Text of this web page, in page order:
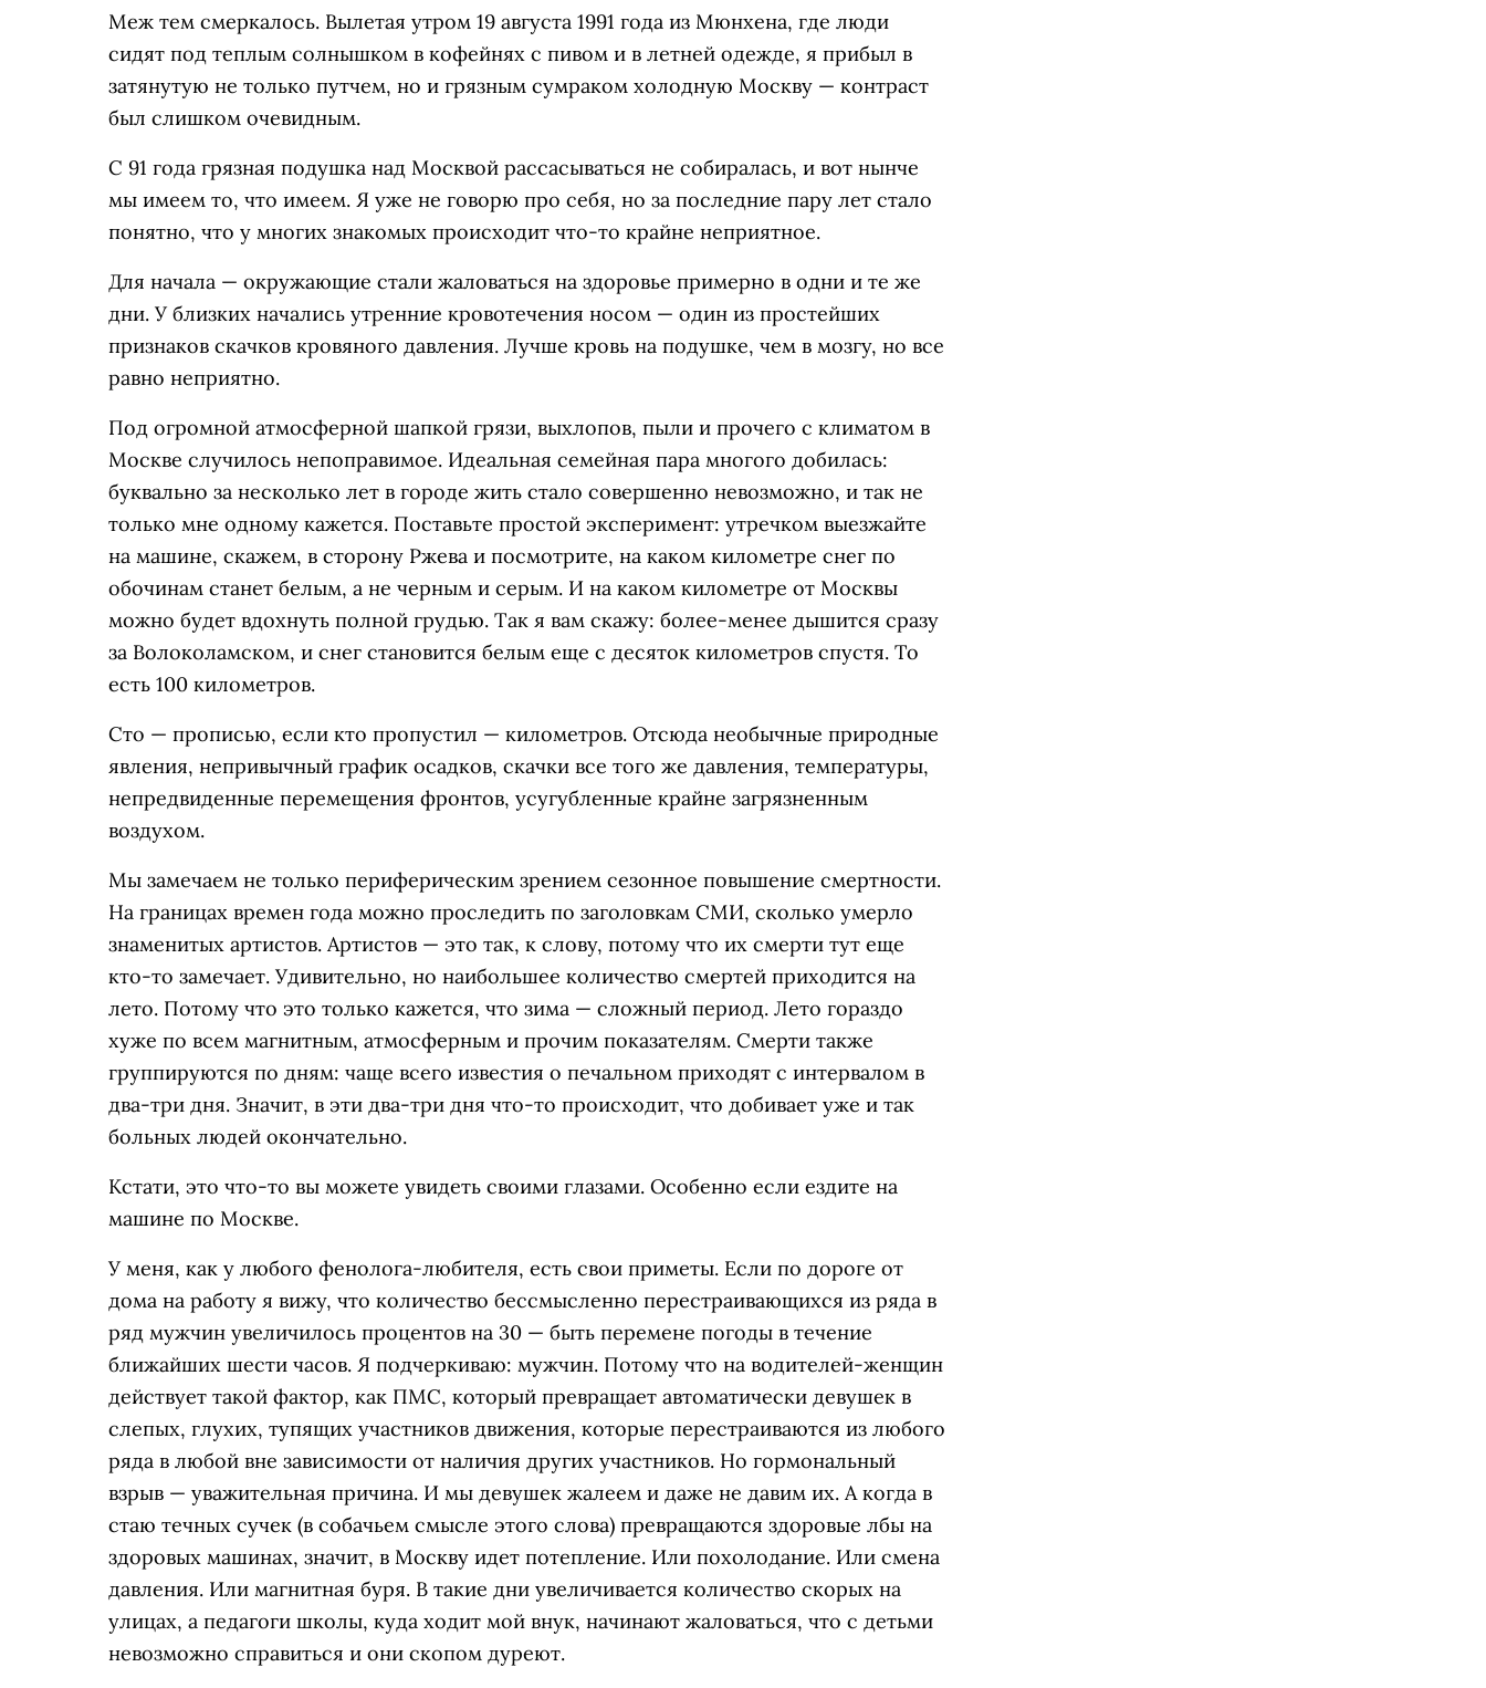
Меж тем смеркалось. Вылетая утром 19 августа 1991 года из Мюнхена, где люди
сидят под теплым солнышком в кофейнях с пивом и в летней одежде, я прибыл в
затянутую не только путчем, но и грязным сумраком холодную Москву — контраст
был слишком очевидным.
C 91 года грязная подушка над Москвой рассасываться не собиралась, и вот нынче
мы имеем то, что имеем. Я уже не говорю про себя, но за последние пару лет стало
понятно, что у многих знакомых происходит что-то крайне неприятное.
Для начала — окружающие стали жаловаться на здоровье примерно в одни и те же
дни. У близких начались утренние кровотечения носом — один из простейших
признаков скачков кровяного давления. Лучше кровь на подушке, чем в мозгу, но все
равно неприятно.
Под огромной атмосферной шапкой грязи, выхлопов, пыли и прочего с климатом в
Москве случилось непоправимое. Идеальная семейная пара многого добилась:
буквально за несколько лет в городе жить стало совершенно невозможно, и так не
только мне одному кажется. Поставьте простой эксперимент: утречком выезжайте
на машине, скажем, в сторону Ржева и посмотрите, на каком километре снег по
обочинам станет белым, а не черным и серым. И на каком километре от Москвы
можно будет вдохнуть полной грудью. Так я вам скажу: более-менее дышится сразу
за Волоколамском, и снег становится белым еще с десяток километров спустя. То
есть 100 километров.
Сто — прописью, если кто пропустил — километров. Отсюда необычные природные
явления, непривычный график осадков, скачки все того же давления, температуры,
непредвиденные перемещения фронтов, усугубленные крайне загрязненным
воздухом.
Мы замечаем не только периферическим зрением сезонное повышение смертности.
На границах времен года можно проследить по заголовкам СМИ, сколько умерло
знаменитых артистов. Артистов — это так, к слову, потому что их смерти тут еще
кто-то замечает. Удивительно, но наибольшее количество смертей приходится на
лето. Потому что это только кажется, что зима — сложный период. Лето гораздо
хуже по всем магнитным, атмосферным и прочим показателям. Смерти также
группируются по дням: чаще всего известия о печальном приходят с интервалом в
два-три дня. Значит, в эти два-три дня что-то происходит, что добивает уже и так
больных людей окончательно.
Кстати, это что-то вы можете увидеть своими глазами. Особенно если ездите на
машине по Москве.
У меня, как у любого фенолога-любителя, есть свои приметы. Если по дороге от
дома на работу я вижу, что количество бессмысленно перестраивающихся из ряда в
ряд мужчин увеличилось процентов на 30 — быть перемене погоды в течение
ближайших шести часов. Я подчеркиваю: мужчин. Потому что на водителей-женщин
действует такой фактор, как ПМС, который превращает автоматически девушек в
слепых, глухих, тупящих участников движения, которые перестраиваются из любого
ряда в любой вне зависимости от наличия других участников. Но гормональный
взрыв — уважительная причина. И мы девушек жалеем и даже не давим их. А когда в
стаю течных сучек (в собачьем смысле этого слова) превращаются здоровые лбы на
здоровых машинах, значит, в Москву идет потепление. Или похолодание. Или смена
давления. Или магнитная буря. В такие дни увеличивается количество скорых на
улицах, а педагоги школы, куда ходит мой внук, начинают жаловаться, что с детьми
невозможно справиться и они скопом дуреют.